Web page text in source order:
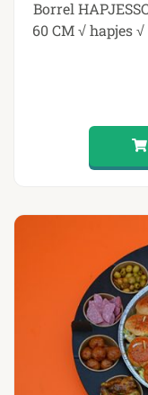
Borrel
60 CM √ hapjes